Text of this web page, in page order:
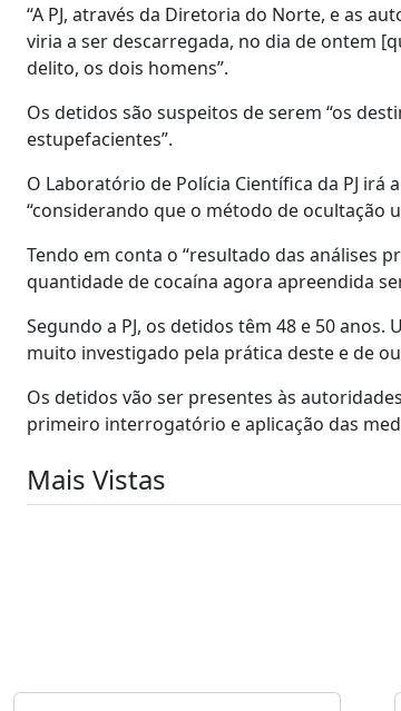
“A PJ, através da Diretoria do Norte, e as
viria a ser descarregada, no dia de ontem
delito, os dois homens”.
Os detidos são suspeitos de serem “os
estupefacientes”.
O Laboratório de Polícia Científica da PJ
“considerando que o método de ocultação
Tendo em conta o “resultado das análises
quantidade de cocaína agora apreendida
Segundo a PJ, os detidos têm 48 e 50
muito investigado pela prática deste e de
Os detidos vão ser presentes às
primeiro interrogatório e aplicação das
Mais Vistas